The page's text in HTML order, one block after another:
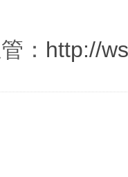
管： http://